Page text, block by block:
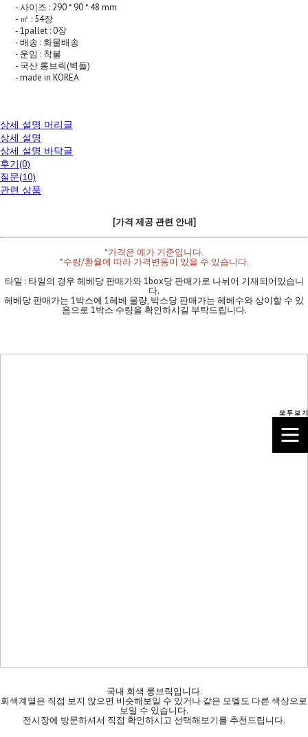
- 사이즈 : 290 * 90 * 48 mm
- ㎡ : 54장
- 1pallet : 0장
- 배송 : 화물배송
- 운임 : 착불
- 국산 롱브릭(벽돌)
- made in KOREA
상세 설명 머리글
상세 설명
상세 설명 바닥글
후기(0)
질문(10)
관련 상품
[가격 제공 관련 안내]
*가격은 예가 기준입니다.
*수량/환율에 따라 가격변동이 있을 수 있습니다.
타일 : 타일의 경우 헤베당 판매가와 1box당 판매가로 나뉘어 기재되어있습니
다.
헤베당 판매가는 1박스에 1헤베 물량, 박스당 판매가는 헤베수와 상이할 수 있
음으로 1박스 수량을 확인하시길 부탁드립니다.
국내 회색 롱브릭입니다.
회색계열은 직접 보지 않으면 비슷해보일 수 있거나 같은 모델도 다른 색상으로
보일 수 있습니다.
전시장에 방문하셔서 직접 확인하시고 선택해보기를 추천드립니다.
모 두 보 기